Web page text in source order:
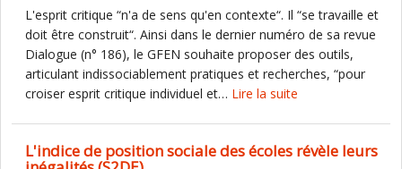
L'esprit critique “n'a de sens qu'en contexte“. Il “se travaille et
doit être construit“. Ainsi dans le dernier numéro de sa revue
Dialogue (n° 186), le GFEN souhaite proposer des outils,
articulant indissociablement pratiques et recherches, “pour
croiser esprit critique individuel et… Lire la suite
L'indice de position sociale des écoles révèle leurs